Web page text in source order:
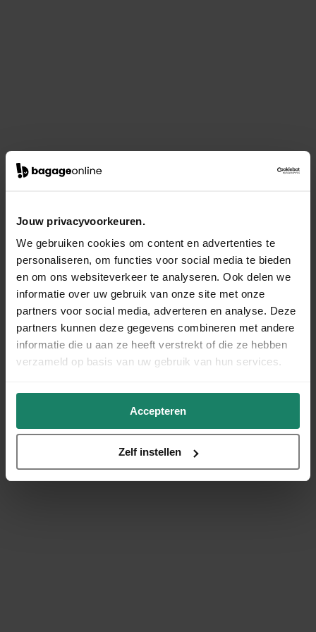
Jouw privacyvoorkeuren.
We gebruiken cookies om content en advertenties te
personaliseren, om functies voor social media te bieden
en om ons websiteverkeer te analyseren. Ook delen we
informatie over uw gebruik van onze site met onze
partners voor social media, adverteren en analyse. Deze
partners kunnen deze gegevens combineren met andere
informatie die u aan ze heeft verstrekt of die ze hebben
verzameld op basis van uw gebruik van hun services.
Accepteren
Zelf instellen